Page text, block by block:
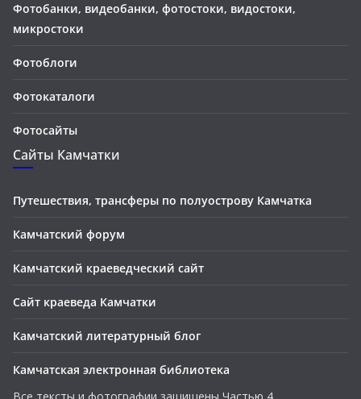
Фотобанки, видеобанки, фотостоки, видостоки,
микростоки
Фотоблоги
Фотокаталоги
Фотосайты
Сайты Камчатки
Путешествия, трансферы по полуострову Камчатка
Камчатский форум
Камчатский краеведческий сайт
Сайт краеведа Камчатки
Камчатский литературный блог
Камчатская электронная библиотека